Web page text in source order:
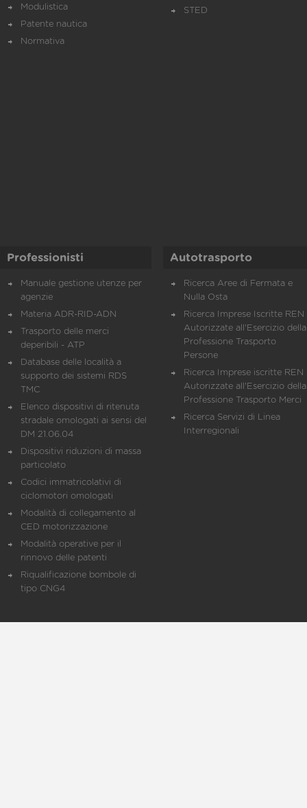
Modulistica
Patente nautica
Normativa
STED
Professionisti
Manuale gestione utenze per
agenzie
Materia ADR-RID-ADN
Trasporto delle merci
deperibili - ATP
Database delle località a
supporto dei sistemi RDS
TMC
Elenco dispositivi di ritenuta
stradale omologati ai sensi del
DM 21.06.04
Dispositivi riduzioni di massa
particolato
Codici immatricolativi di
ciclomotori omologati
Modalità di collegamento al
CED motorizzazione
Modalità operative per il
rinnovo delle patenti
Riqualificazione bombole di
tipo CNG4
Autotrasporto
Ricerca Aree di Fermata e
Nulla Osta
Ricerca Imprese Iscritte REN
Autorizzate all'Esercizio della
Professione Trasporto
Persone
Ricerca Imprese iscritte REN
Autorizzate all'Esercizio della
Professione Trasporto Merci
Ricerca Servizi di Linea
Interregionali